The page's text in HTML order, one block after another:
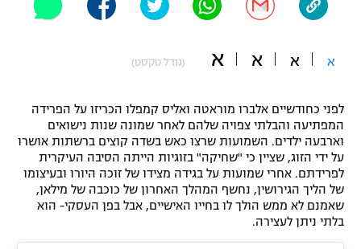
"מחצית בשכונה" – פודקאסט
תקנון משתתפים וזוכים בפרסים
תקנון עבור פעילות אלקטרה
תקנון עבור פעילות ספורט 1 – "מרלן"
טניס
גיימינג E-Sports
תנאי שימוש
כדורמים
פוטבול אמריקאי NFL
בייסבול MLB
ספורט אתגרי ואקסטרים
א א א א (גודל טקסט)
לפני כחודשיים אלברו מוראטה ואליס קמפלו הכריזו על הפרידה
המפתיעה והבלתי צפויה שלהם לאחר שמונה שנות נישואים
וארבעה ילדים. השמועות שרצו כאש בשדה קוצים ברשתות אושרו
על ידי הזוג, שציין כי "שחיקה" בזוגיות הייתה הסיבה העיקרית
לפרידתם. אחרי שמועות על בגידה מצידו של זוכה היורו ובעיצומו
של הליך הגירושין, נחשף המהלך האחרון של כוכבה של מילאן,
שאמנם לא ממש הולך לו בחייו האישיים, אבל בפן העסקי- הוא
בלתי ניתן לעצירה.